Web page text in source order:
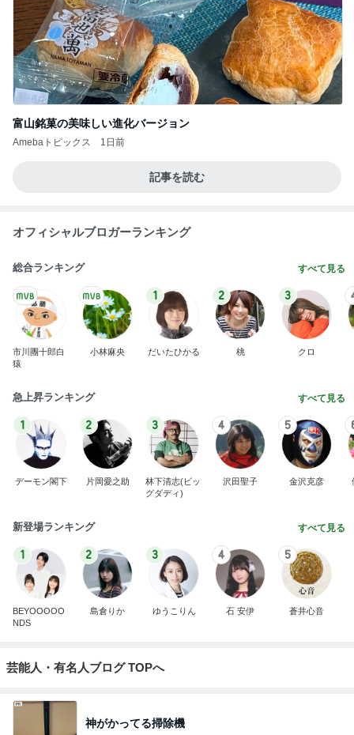
富山銘菓の美味しい進化バージョン
Amebaトピックス 1日前
記事を読む
オフィシャルブロガーランキング
総合ランキング すべて見る
市川團十郎白
猿
小林麻央
1
だいたひかる
2
桃
3
クロ
急上昇ランキング すべて見る
1
デーモン閣下
2
片岡愛之助
3
林下清志(ビッ
グダディ)
4
沢田聖子
5
金沢克彦
新登場ランキング すべて見る
1
BEYOOOOO
NDS
2
島倉りか
3
ゆうこりん
4
石 安伊
5
蒼井心音
芸能人・有名人ブログ TOPへ
神がかってる掃除機